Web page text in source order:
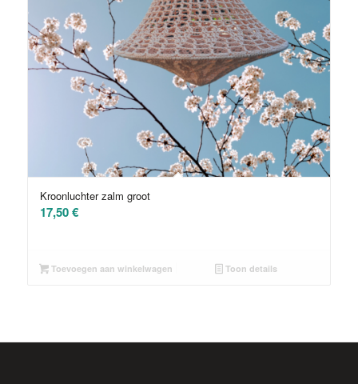
Kroonluchter zalm groot
17,50€
Toevoegen aan winkelwagen Toon details